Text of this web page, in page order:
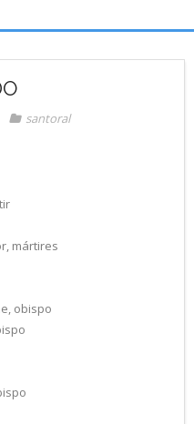
santoral
mártires
obispo